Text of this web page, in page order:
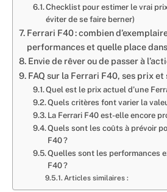
Checklist pour estimer le vrai
éviter de se faire berner)
Ferrari F40 : combien
performances et quelle place
Envie de rêver ou de passer à
FAQ sur la Ferrari F40, ses prix et
Quel est le prix actuel d’une
Quels critères font varier la
La Ferrari F40 est-elle encore
Quels sont les coûts à prévoir
F40 ?
Quelles sont les performances
F40 ?
Articles similaires :